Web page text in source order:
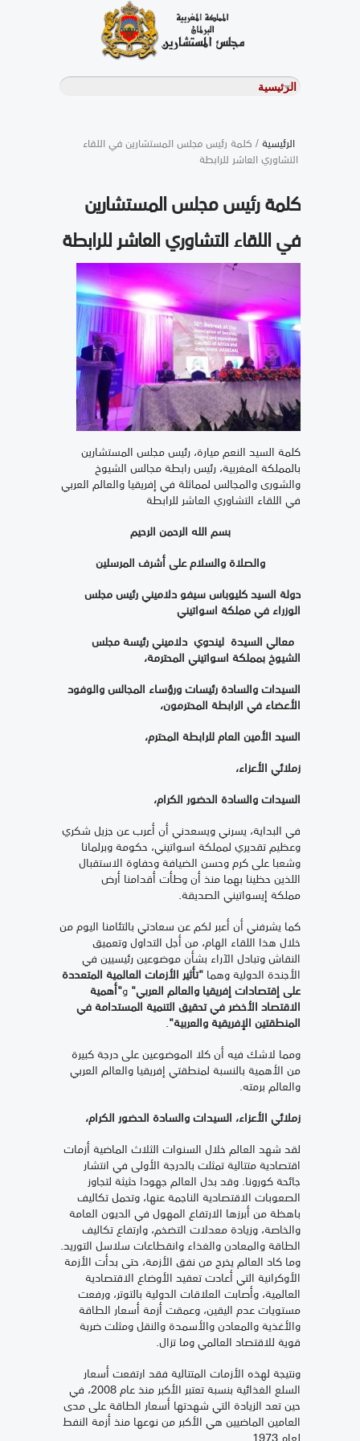
الرئيسية/ كلمة رئيس مجلس المستشارين في اللقاء
التشاوري العاشر للرابطة
كلمة رئيس مجلس المستشارين
في اللقاء التشاوري العاشر للرابطة
كلمة السيد النعم ميارة، رئيس مجلس المستشارين
بالمملكة المغربية، رئيس رابطة مجالس الشيوخ
والشورى والمجالس لمماثلة في إفريقيا والعالم العربي
في اللقاء التشاوري العاشر للرابطة
بسم الله الرحمن الرحيم
والصلاة والسلام على أشرف المرسلين
دولة السيد كليوباس سيفو دلاميني رئيس مجلس
الوزراء في مملكة اسواتيني
معالي السيدة ليندوي دلاميني رئيسة مجلس
الشيوخ بمملكة اسواتيني المحترمة،
السيدات والسادة رئيسات ورؤساء المجالس والوفود
الأعضاء في الرابطة المحترمون،
السيد الأمين العام للرابطة المحترم،
زملائي الأعزاء،
السيدات والسادة الحضور الكرام،
في البداية، يسرني ويسعدني أن أعرب عن جزيل شكري
وعظيم تقديري لمملكة اسواتيني، حكومة وبرلمانا
وشعبا على كرم وحسن الضيافة وحفاوة الاستقبال
اللذين حظينا بهما منذ أن وطأت أقدامنا أرض
مملكة إيسواتيني الصديقة.
كما يشرفني أن أعبر لكم عن سعادتي بالتئامنا اليوم من
خلال هذا اللقاء الهام، من أجل التداول وتعميق
النقاش وتبادل الآراء بشأن موضوعين رئيسيين في
الأجندة الدولية وهما"تأثير الأزمات العالمية المتعددة
على إقتصادات إفريقيا والعالم العربي"و"أهمية
الاقتصاد الأخضر في تحقيق التنمية المستدامة في
المنطقتينالفريقية والعربية".
ومما لاشك فيه أن كلا الموضوعين على درجة كبيرة
من الأهمية بالنسبة لمنطقتي إفريقيا والعالم العربي
والعالم برمته.
زملائي الأعزاء، السيدات والسادة الحضور الكرام،
لقد شهد العالم خلال السنوات الثلاث الماضية أزمات
اقتصادية متتالية تمثلت بالدرجة الأولى في انتشار
جائحة كورونا. وقد بذل العالم جهودا حثيثة لتجاوز
الصعوبات الاقتصادية الناجمة عنها، وتحمل تكاليف
باهظة من أبرزها الارتفاع المهول في الديون العامة
والخاصة، وزيادة معدلات التضخم، وارتفاع تكاليف
الطاقة والمعادن والغذاء وانقطاعات سلاسل التوريد.
وما كاد العالم يخرج من نفق الأزمة، حتى بدأت الأزمة
الأوكرانية التي أعادت تعقيد الأوضاع الاقتصادية
العالمية، وأصابت العلاقات الدولية بالتوتر، ورفعت
مستويات عدم اليقين، وعمقت أزمة أسعار الطاقة
والأغذية والمعادن والأسمدة والنقل ومثلت ضربة
قوية للاقتصاد العالمي وما تزال.
ونتيجة لهذه الأزمات المتتالية فقد ارتفعت أسعار
السلع الغذائية بنسبة تعتبر الأكبر منذ عام 2008، في
حين تعد الزيادة التي شهدتها أسعار الطاقة على مدى
العامين الماضيين هي الأكبر من نوعها منذ أزمة النفط
لعام 1973